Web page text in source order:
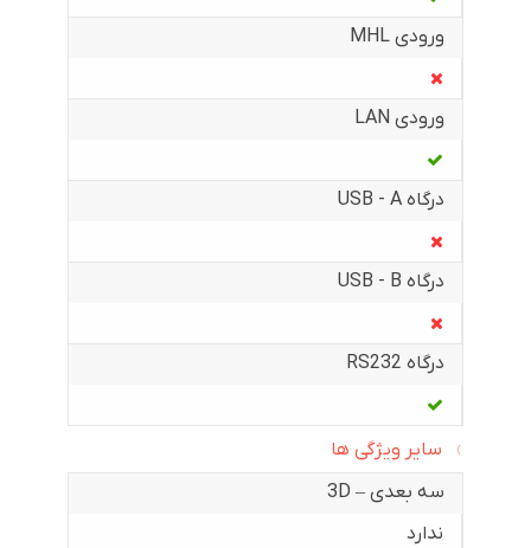
ورودی MHL
ورودی LAN
درگاه USB - A
درگاه USB - B
درگاه RS232
سایر ویژگی ها
سه بعدی – 3D
ندارد